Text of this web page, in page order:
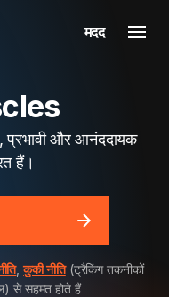
मदद
और आनंददायक
हैं।
,कुकी नीति(ट्रैकिंग तकनीकों
से सहमत होते हैं